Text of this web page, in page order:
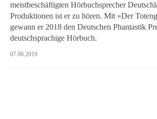
meistbeschäftigten Hörbuchsprecher
Produktionen ist er zu hören. Mit »Der
gewann er 2018 den Deutschen Phantastik
deutschsprachige Hörbuch.
07.06.2019